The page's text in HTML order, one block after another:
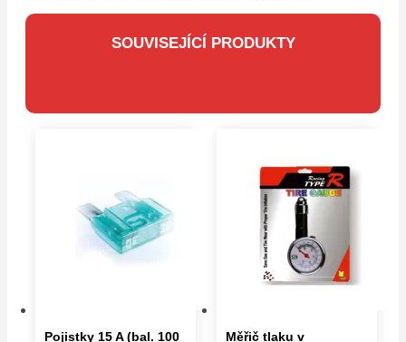
SOUVISEJÍCÍ PRODUKTY
Pojistky 15 A (bal. 100 Měřič tlaku v